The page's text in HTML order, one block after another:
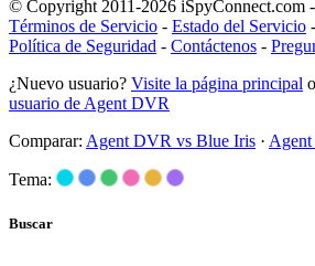
© Copyright 2011-2026 iSpyConnect.com -
Términos de Servicio - Estado del Servicio -
Política de Seguridad - Contáctenos -
¿Nuevo usuario? Visite la página principal
usuario de Agent DVR
Comparar: Agent DVR vs Blue Iris ·
Tema:
Buscar